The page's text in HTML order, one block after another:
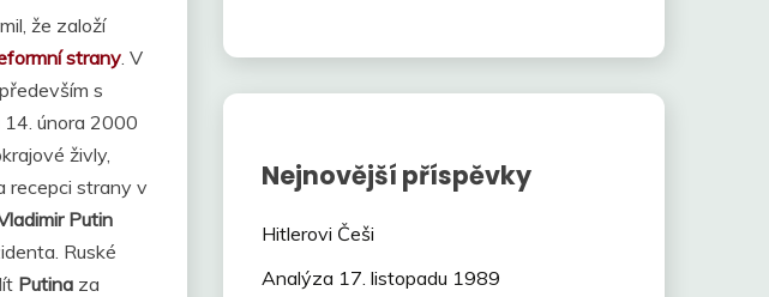
že založí
strany . V
, především s
14. února 2000
živly,
recepci strany v
Putin
Ruské
Putina za
Nejnovější příspěvky
Hitlerovi Češi
Analýza 17. listopadu 1989